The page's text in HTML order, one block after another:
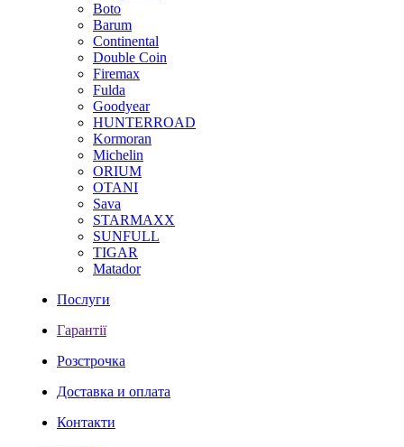
Boto
Barum
Continental
Double Coin
Firemax
Fulda
Goodyear
HUNTERROAD
Kormoran
Michelin
ORIUM
OTANI
Sava
STARMAXX
SUNFULL
TIGAR
Мatador
Послуги
Гарантії
Розстрочка
Доставка и оплата
Контакти